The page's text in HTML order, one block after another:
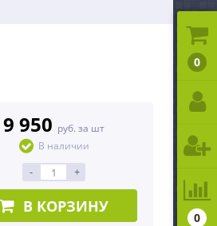
9 950 руб. за шт
В наличии
- +
В КОРЗИНУ
0
0